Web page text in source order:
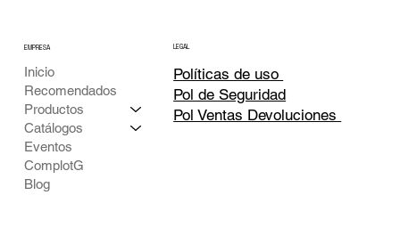
EMPRESA
Inicio
Recomendados
Productos
Catálogos
Eventos
ComplotG
Blog
LEGAL
Políticas de uso
Pol de Seguridad
Pol Ventas Devoluciones